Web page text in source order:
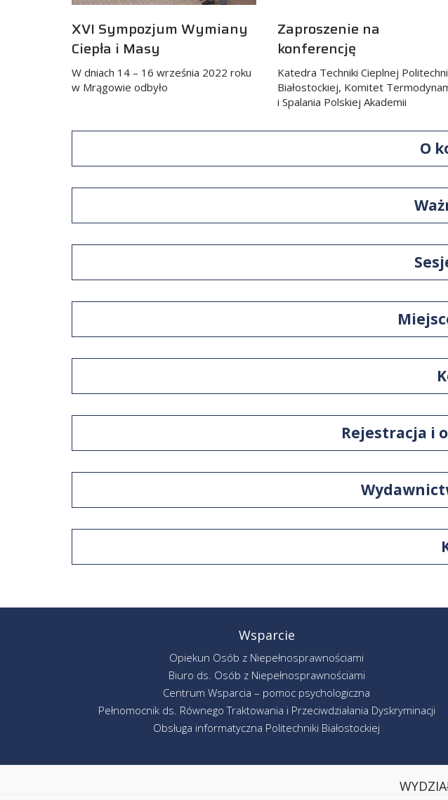
XVI Sympozjum Wymiany
Ciepła i Masy
W dniach 14 – 16 września 2022 roku
w Mrągowie odbyło
Zaproszenie na
konferencję
Katedra Techniki Cieplnej
Białostockiej, Komitet
i Spalania Polskiej Akademii
O
Rejestracja i
Wsparcie
Opiekun Osób z Niepełnosprawnościami
Biuro ds. Osób z Niepełnosprawnościami
Centrum Wsparcia – pomoc psychologiczna
Pełnomocnik ds. Równego Traktowania i Przeciwdziałania Dyskryminacji
Obsługa informatyczna Politechniki Białostockiej